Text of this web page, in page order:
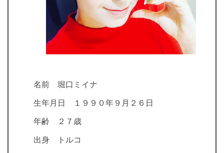
名前 堀口ミイナ
生年月日 １９９０年９月２６日
年齢 ２７歳
出身 トルコ